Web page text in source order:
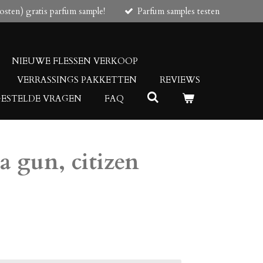
gratis parfum sample! Parfum samples testen
NIEUWE FLESSEN VERKOOP
VERRASSINGS PAKKETTEN
REVIEWS
VRAGEN
FAQ
gun, citizen